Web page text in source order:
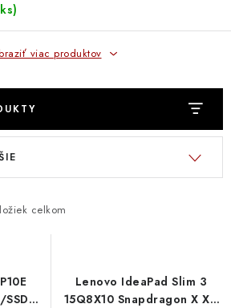
Ochrana osobných údajov
od zmluvy
Napíšte nám
)
viac produktov
celkom
Lenovo IdeaPad Slim 3
15Q8X10 Snapdragon X X1-